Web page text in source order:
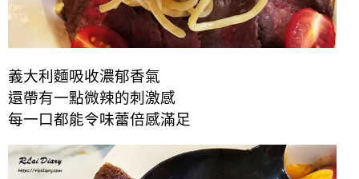
義大利麵吸收濃郁香氣
還帶有一點微辣的刺激感
每一口都能令味蕾倍感滿足